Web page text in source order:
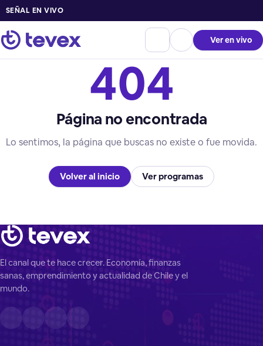
SEÑAL EN VIVO
Ver en vivo
404
Página no encontrada
Lo sentimos, la página que buscas no existe o fue movida.
Volver al inicio Ver programas
El canal que te hace crecer. Economía, finanzas
sanas, emprendimiento y actualidad de Chile y el
mundo.